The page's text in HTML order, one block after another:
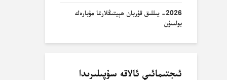
2026- يىللىق قۇربان ھېيتىڭلارغا مۇبارەك
بولسۇن
ئىجتىمائىي ئالاقە سۇپىلىرىدا